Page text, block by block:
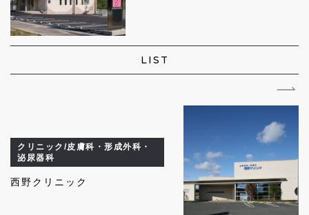
LIST
クリニック/皮膚科・形成外科・
泌尿器科
西野クリニック